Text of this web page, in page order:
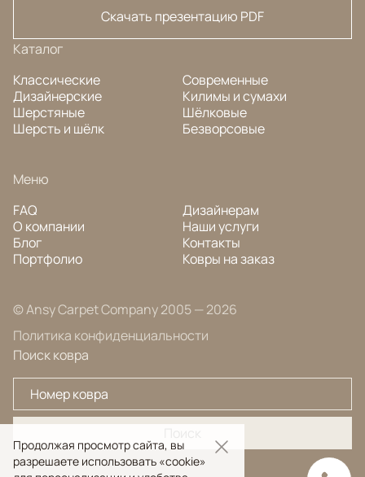
Скачать презентацию PDF
Каталог
Классические
Дизайнерские
Шерстяные
Шерсть и шёлк
Современные
Килимы и сумахи
Шёлковые
Безворсовые
Меню
FAQ
О компании
Блог
Портфолио
Дизайнерам
Наши услуги
Контакты
Ковры на заказ
© Ansy Carpet Company 2005 — 2026
Политика конфиденциальности
Поиск ковра
Продолжая просмотр сайта, вы
разрешаете использовать «cookie»